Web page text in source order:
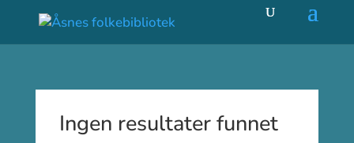
Ingen resultater funnet